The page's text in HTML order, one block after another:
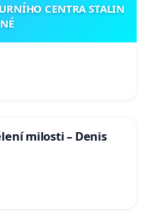
CENTRA STALIN
milosti – Denis